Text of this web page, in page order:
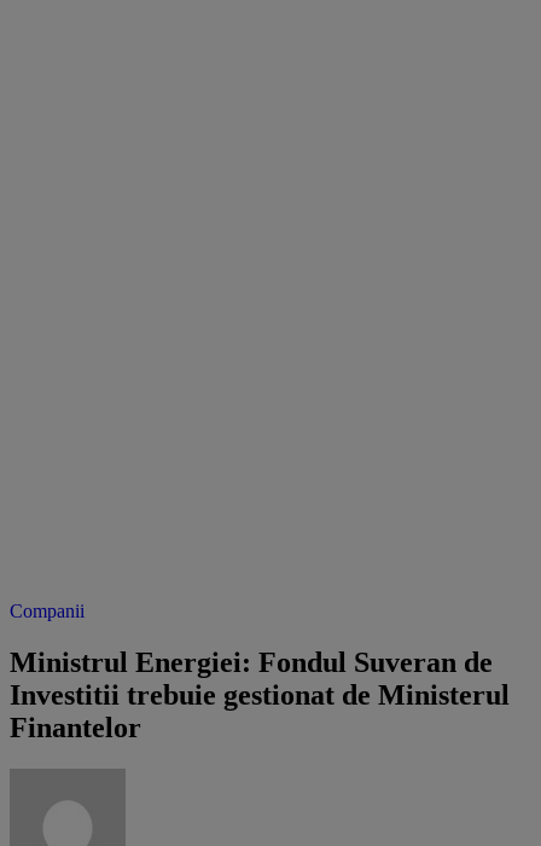
Companii
Ministrul Energiei: Fondul Suveran de
Investitii trebuie gestionat de Ministerul
Finantelor